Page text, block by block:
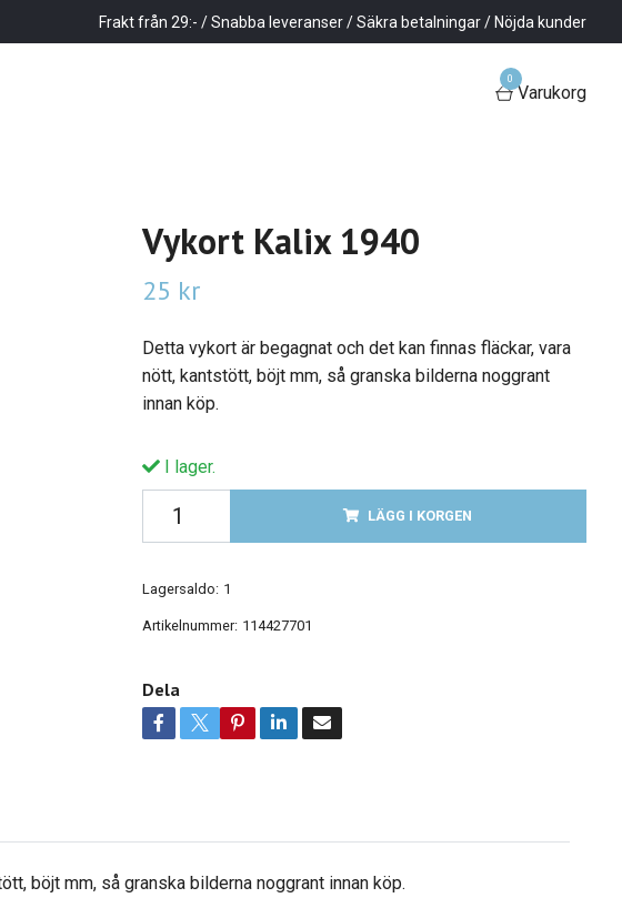
Frakt från 29:- / Snabba leveranser / Säkra betalningar / Nöjda kunder
0
Varukorg
Vykort Kalix 1940
25 kr
Detta vykort är begagnat och det kan finnas fläckar, vara
nött, kantstött, böjt mm, så granska bilderna noggrant
innan köp.
I lager.
LÄGG I KORGEN
Lagersaldo: 1
Artikelnummer: 114427701
Dela
böjt mm, så granska bilderna noggrant innan köp.